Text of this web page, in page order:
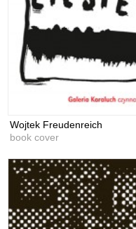
Wojtek Freudenreich
book cover